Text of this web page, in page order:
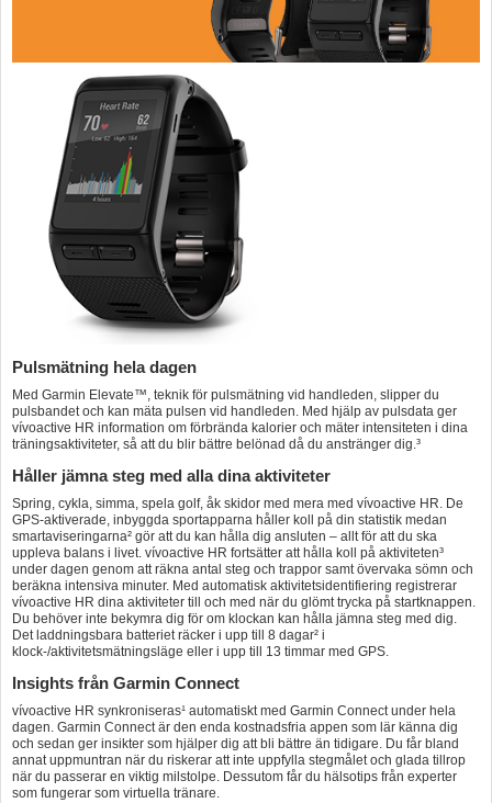
Begagnade Motorer & Båtar
Pulsmätning hela dagen
Med Garmin Elevate™, teknik för pulsmätning vid handleden, slipper du
pulsbandet och kan mäta pulsen vid handleden. Med hjälp av pulsdata ger
vívoactive HR information om förbrända kalorier och mäter intensiteten i dina
träningsaktiviteter, så att du blir bättre belönad då du anstränger dig.³
Håller jämna steg med alla dina aktiviteter
Spring, cykla, simma, spela golf, åk skidor med mera med vívoactive HR. De
GPS-aktiverade, inbyggda sportapparna håller koll på din statistik medan
smartaviseringarna² gör att du kan hålla dig ansluten – allt för att du ska
uppleva balans i livet. vívoactive HR fortsätter att hålla koll på aktiviteten³
under dagen genom att räkna antal steg och trappor samt övervaka sömn och
beräkna intensiva minuter. Med automatisk aktivitetsidentifiering registrerar
vívoactive HR dina aktiviteter till och med när du glömt trycka på startknappen.
Du behöver inte bekymra dig för om klockan kan hålla jämna steg med dig.
Det laddningsbara batteriet räcker i upp till 8 dagar² i
klock-/aktivitetsmätningsläge eller i upp till 13 timmar med GPS.
Insights från Garmin Connect
vívoactive HR synkroniseras¹ automatiskt med Garmin Connect under hela
dagen. Garmin Connect är den enda kostnadsfria appen som lär känna dig
och sedan ger insikter som hjälper dig att bli bättre än tidigare. Du får bland
annat uppmuntran när du riskerar att inte uppfylla stegmålet och glada tillrop
när du passerar en viktig milstolpe. Dessutom får du hälsotips från experter
som fungerar som virtuella tränare.